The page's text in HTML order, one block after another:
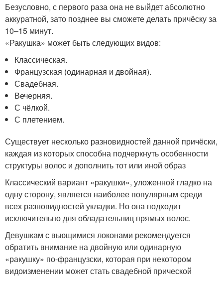
Безусловно, с первого раза она не выйдет абсолютно
аккуратной, зато позднее вы сможете делать причёску за
10–15 минут.
«Ракушка» может быть следующих видов:
Классическая.
Французская (одинарная и двойная).
Свадебная.
Вечерняя.
С чёлкой.
С плетением.
Существует несколько разновидностей данной причёски,
каждая из которых способна подчеркнуть особенности
структуры волос и дополнить тот или иной образ
Классический вариант «ракушки», уложенной гладко на
одну сторону, является наиболее популярным среди
всех разновидностей укладки. Но она подходит
исключительно для обладательниц прямых волос.
Девушкам с вьющимися локонами рекомендуется
обратить внимание на двойную или одинарную
«ракушку» по-французски, которая при некотором
видоизменении может стать свадебной прической